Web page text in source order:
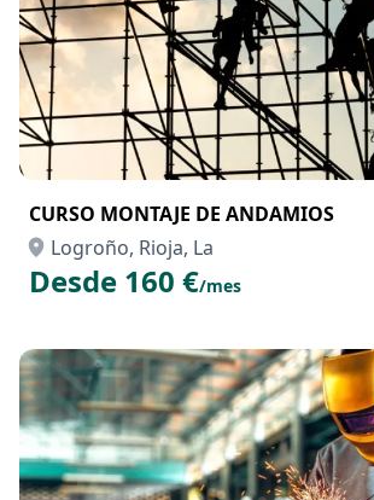
CURSO MONTAJE DE ANDAMIOS
Logroño, Rioja, La
Desde 160 €/mes